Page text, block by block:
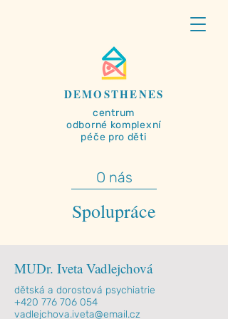
DEMOSTHENES
centrum
odborné komplexní
péče pro děti
O nás
Spolupráce
MUDr. Iveta Vadlejchová
dětská a dorostová psychiatrie
+420 776 706 054
vadlejchova.iveta@email.cz